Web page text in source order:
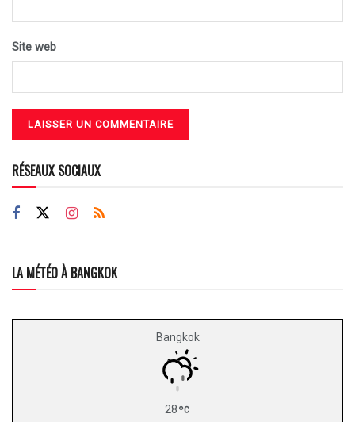
Site web
RÉSEAUX SOCIAUX
LA MÉTÉO À BANGKOK
Bangkok
28